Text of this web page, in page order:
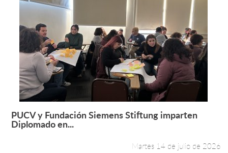
Leer más +
PUCV y Fundación Siemens Stiftung imparten
Diplomado en...
Martes 14 de julio de 2026